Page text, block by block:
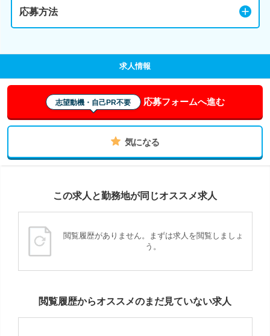
応募方法
求人情報
志望動機・自己PR不要 応募フォームへ進む
気になる
この求人と勤務地が同じオススメ求人
閲覧履歴がありません。まずは求人を閲覧しましょ
う。
閲覧履歴からオススメのまだ見ていない求人